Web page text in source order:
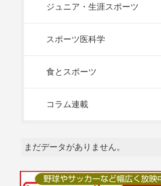
ジュニア・生涯スポーツ
スポーツ医科学
食とスポーツ
コラム連載
まだデータがありません。